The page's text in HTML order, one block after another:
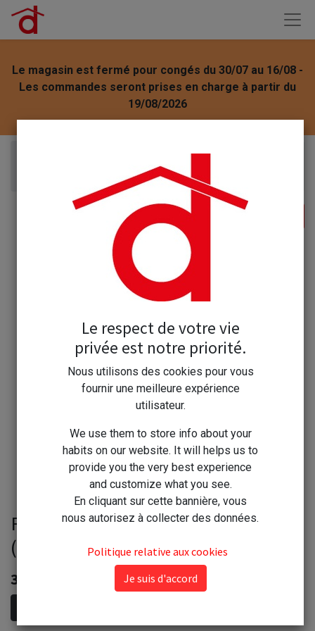
Le magasin est fermé pour congés du 30/07 au 16/08 -
Les commandes seront prises en charge à partir du
19/08/2026
RAYEN Housse Vêtement mites 3X (65x150)
RAYEN Housse Vêtement mites 3X
(65x150)
3,60
Le respect de votre vie
privée est notre priorité.
Nous utilisons des cookies pour vous
fournir une meilleure expérience
utilisateur.
We use them to store info about your
habits on our website. It will helps us to
provide you the very best experience
and customize what you see.
En cliquant sur cette bannière, vous
nous autorisez à collecter des données.
Politique relative aux cookies
Je suis d'accord